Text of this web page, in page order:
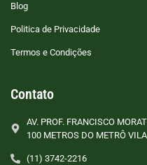
Blog
Politica de Privacidade
Termos e Condições
Contato
AV. PROF. FRANCISCO
100 METROS DO METRÔ
(11) 3742-2216